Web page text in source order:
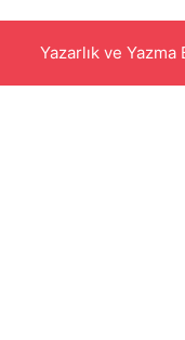
Yazarlık ve